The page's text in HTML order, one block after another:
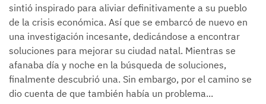
sintió inspirado para aliviar definitivamente a su pueblo
de la crisis económica. Así que se embarcó de nuevo en
una investigación incesante, dedicándose a encontrar
soluciones para mejorar su ciudad natal. Mientras se
afanaba día y noche en la búsqueda de soluciones,
finalmente descubrió una. Sin embargo, por el camino se
dio cuenta de que también había un problema...